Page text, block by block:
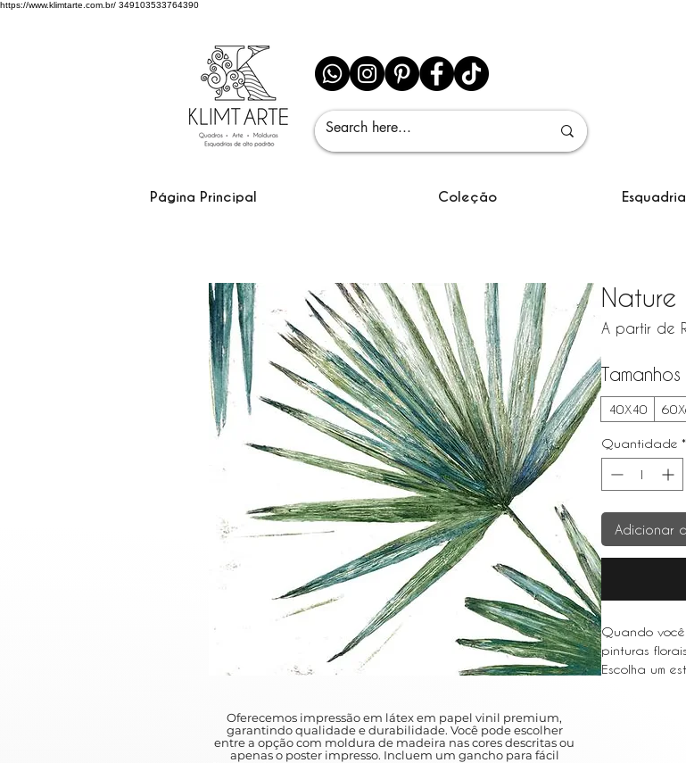
https://www.klimtarte.com.br/ 349103533764390
Página Principal Coleção
Nature
A partir de
40X40
Quantidade *
Adicionar
Quando
pinturas
Escolha um
Oferecemos impressão em látex em papel vinil premium,
garantindo qualidade e durabilidade. Você pode escolher
entre a opção com moldura de madeira nas cores descritas ou
apenas o poster impresso. Incluem um gancho para fácil